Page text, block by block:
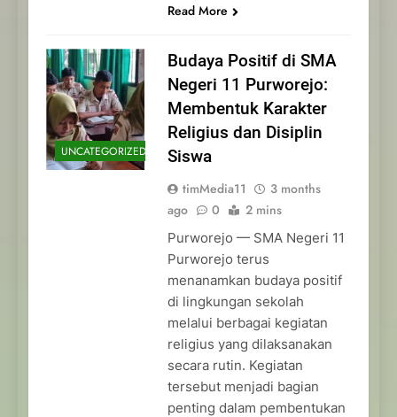
Read More
UNCATEGORIZED
Budaya Positif di SMA
Negeri 11 Purworejo:
Membentuk Karakter
Religius dan Disiplin
Siswa
timMedia11
3 months
ago
0 2 mins
Purworejo — SMA Negeri 11
Purworejo terus
menanamkan budaya positif
di lingkungan sekolah
melalui berbagai kegiatan
religius yang dilaksanakan
secara rutin. Kegiatan
tersebut menjadi bagian
penting dalam pembentukan